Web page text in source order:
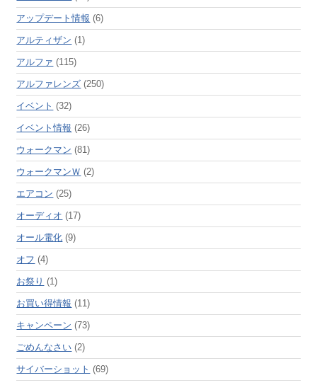
アップデート情報 (6)
アルティザン (1)
アルファ (115)
アルファレンズ (250)
イベント (32)
イベント情報 (26)
ウォークマン (81)
ウォークマンＷ (2)
エアコン (25)
オーディオ (17)
オール電化 (9)
オフ (4)
お祭り (1)
お買い得情報 (11)
キャンペーン (73)
ごめんなさい (2)
サイバーショット (69)